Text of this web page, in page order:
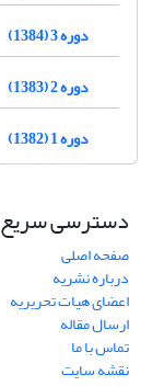
دوره 3 (1384)
دوره 2 (1383)
دوره 1 (1382)
دسترسی سریع
صفحه اصلی
درباره نشریه
اعضای هیات تحریریه
ارسال مقاله
تماس با ما
نقشه سایت